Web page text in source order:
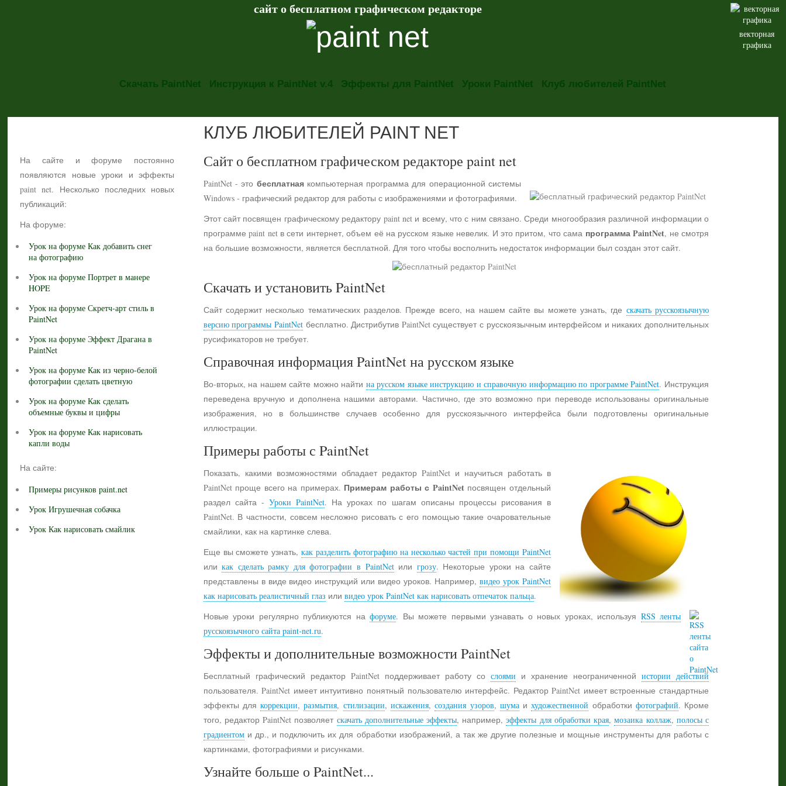
векторная
графика
сайт о бесплатном графическом редакторе
Скачать PaintNet Инструкция к PaintNet v.4 Эффекты для PaintNet Уроки PaintNet Клуб любителей PaintNet
На сайте и форуме постоянно
появляются новые уроки и эффекты
paint net. Несколько последних новых
публикаций:
На форуме:
Урок на форуме Как добавить снег
на фотографию
Урок на форуме Портрет в манере
HOPE
Урок на форуме Скретч-арт стиль в
PaintNet
Урок на форуме Эффект Драгана в
PaintNet
Урок на форуме Как из черно-белой
фотографии сделать цветную
Урок на форуме Как сделать
объемные буквы и цифры
Урок на форуме Как нарисовать
капли воды
На сайте:
Примеры рисунков paint.net
Урок Игрушечная собачка
Урок Как нарисовать смайлик
КЛУБ ЛЮБИТЕЛЕЙ PAINT NET
Сайт о бесплатном графическом редакторе paint net
PaintNet - это бесплатнаякомпьютерная программа для операционной системы
Windows - графический редактор для работы с изображениями и фотографиями.
Этот сайт посвящен графическому редактору paint net и всему, что с ним связано. Среди многообразия различной информации о
программе paint net в сети интернет, объем её на русском языке невелик. И это притом, что сама программа PaintNet, не смотря
на большие возможности, является бесплатной. Для того чтобы восполнить недостаток информации был создан этот сайт.
Скачать и установить PaintNet
Сайт содержит несколько тематических разделов. Прежде всего, на нашем сайте вы можете узнать, где скачать русскоязычную
версию программы PaintNetбесплатно. Дистрибутив PaintNet существует с русскоязычным интерфейсом и никаких дополнительных
русификаторов не требует.
Справочная информация PaintNet на русском языке
Во-вторых, на нашем сайте можно найти на русском языке инструкцию и справочную информацию по программе PaintNet. Инструкция
переведена вручную и дополнена нашими авторами. Частично, где это возможно при переводе использованы оригинальные
изображения, но в большинстве случаев особенно для русскоязычного интерфейса были подготовлены оригинальные
иллюстрации.
Примеры работы с PaintNet
Показать, какими возможностями обладает редактор PaintNet и научиться работать в
PaintNet проще всего на примерах. Примерам работы с PaintNetпосвящен отдельный
раздел сайта -Уроки PaintNet. На уроках по шагам описаны процессы рисования в
PaintNet. В частности, совсем несложно рисовать с его помощью такие очаровательные
смайлики, как на картинке слева.
Еще вы сможете узнать,как разделить фотографию на несколько частей при помощи PaintNet
иликак сделать рамку для фотографии в PaintNetили грозу. Некоторые уроки на сайте
представлены в виде видео инструкций или видео уроков. Например,видео урок PaintNet
как нарисовать реалистичный глаз или видео урок PaintNet как нарисовать отпечаток пальца.
Новые уроки регулярно публикуются нафоруме. Вы можете первыми узнавать о новых уроках, используя RSS ленты
русскоязычного сайта paint-net.ru.
Эффекты и дополнительные возможности PaintNet
Бесплатный графический редактор PaintNet поддерживает работу со слоями и хранение неограниченной истории действий
пользователя. PaintNet имеет интуитивно понятный пользователю интерфейс. Редактор PaintNet имеет встроенные стандартные
эффекты длякоррекции,размытия, стилизации, искажения,создания узоров, шумаихудожественной обработки фотографий. Кроме
того, редактор PaintNet позволяет скачать дополнительные эффекты, например,эффекты для обработки края,мозаика коллаж, полосы с
градиентоми др., и подключить их для обработки изображений, а так же другие полезные и мощные инструменты для работы с
картинками, фотографиями и рисунками.
Узнайте больше о PaintNet...